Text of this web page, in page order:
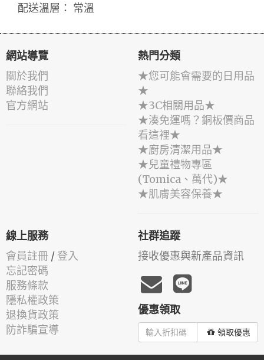
配送溫層： 常溫
網站導覽
關於我們
聯絡我們
官方網站
熱門分類
★您可能會需要的日用品
★
★3C相關用品★
★湊免運嗎？銅板價商品
看這裡★
★廚房清潔用品★
★兒童禮物專區
(Tomica、萬代)★
★肌膚美容保養★
線上服務
會員註冊 / 登入
忘記密碼
服務條款
隱私權政策
退換貨政策
防詐騙宣導
社群追蹤
接收優惠與新產品資訊
優惠領取
領取優惠